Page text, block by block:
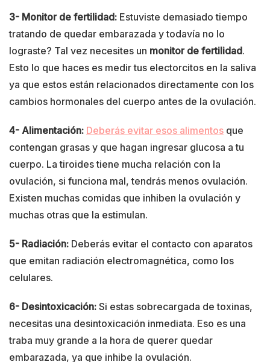
3- Monitor de fertilidad: Estuviste demasiado tiempo
tratando de quedar embarazada y todavía no lo
lograste? Tal vez necesites un monitor de fertilidad.
Esto lo que haces es medir tus electorcitos en la saliva
ya que estos están relacionados directamente con los
cambios hormonales del cuerpo antes de la ovulación.
4- Alimentación: Deberás evitar esos alimentos que
contengan grasas y que hagan ingresar glucosa a tu
cuerpo. La tiroides tiene mucha relación con la
ovulación, si funciona mal, tendrás menos ovulación.
Existen muchas comidas que inhiben la ovulación y
muchas otras que la estimulan.
5- Radiación: Deberás evitar el contacto con aparatos
que emitan radiación electromagnética, como los
celulares.
6- Desintoxicación: Si estas sobrecargada de toxinas,
necesitas una desintoxicación inmediata. Eso es una
traba muy grande a la hora de querer quedar
embarazada, ya que inhibe la ovulación.